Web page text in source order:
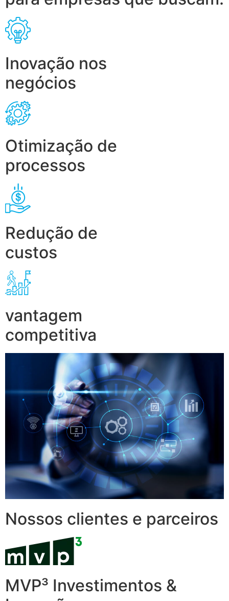
Inovação nos
negócios
Otimização de
processos
Redução de
custos
vantagem
competitiva
Nossos clientes e parceiros
MVP³ Investimentos &